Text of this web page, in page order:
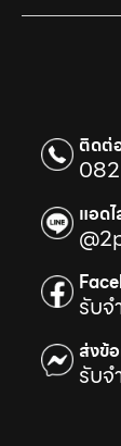
ติดต่
แอด
รับ
ส่งข้
รับ